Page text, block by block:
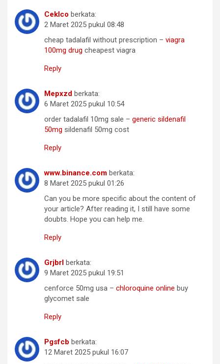
Ceklco berkata:
2 Maret 2025 pukul 08:48
cheap tadalafil without prescription – viagra
100mg drug cheapest viagra
Reply
Mepxzd berkata:
6 Maret 2025 pukul 10:54
order tadalafil 10mg sale – generic sildenafil
50mg sildenafil 50mg cost
Reply
www.binance.com berkata:
8 Maret 2025 pukul 01:26
Can you be more specific about the content of
your article? After reading it, I still have some
doubts. Hope you can help me.
Reply
Grjbrl berkata:
9 Maret 2025 pukul 19:51
cenforce 50mg usa – chloroquine online buy
glycomet sale
Reply
Pgsfcb berkata:
12 Maret 2025 pukul 16:07